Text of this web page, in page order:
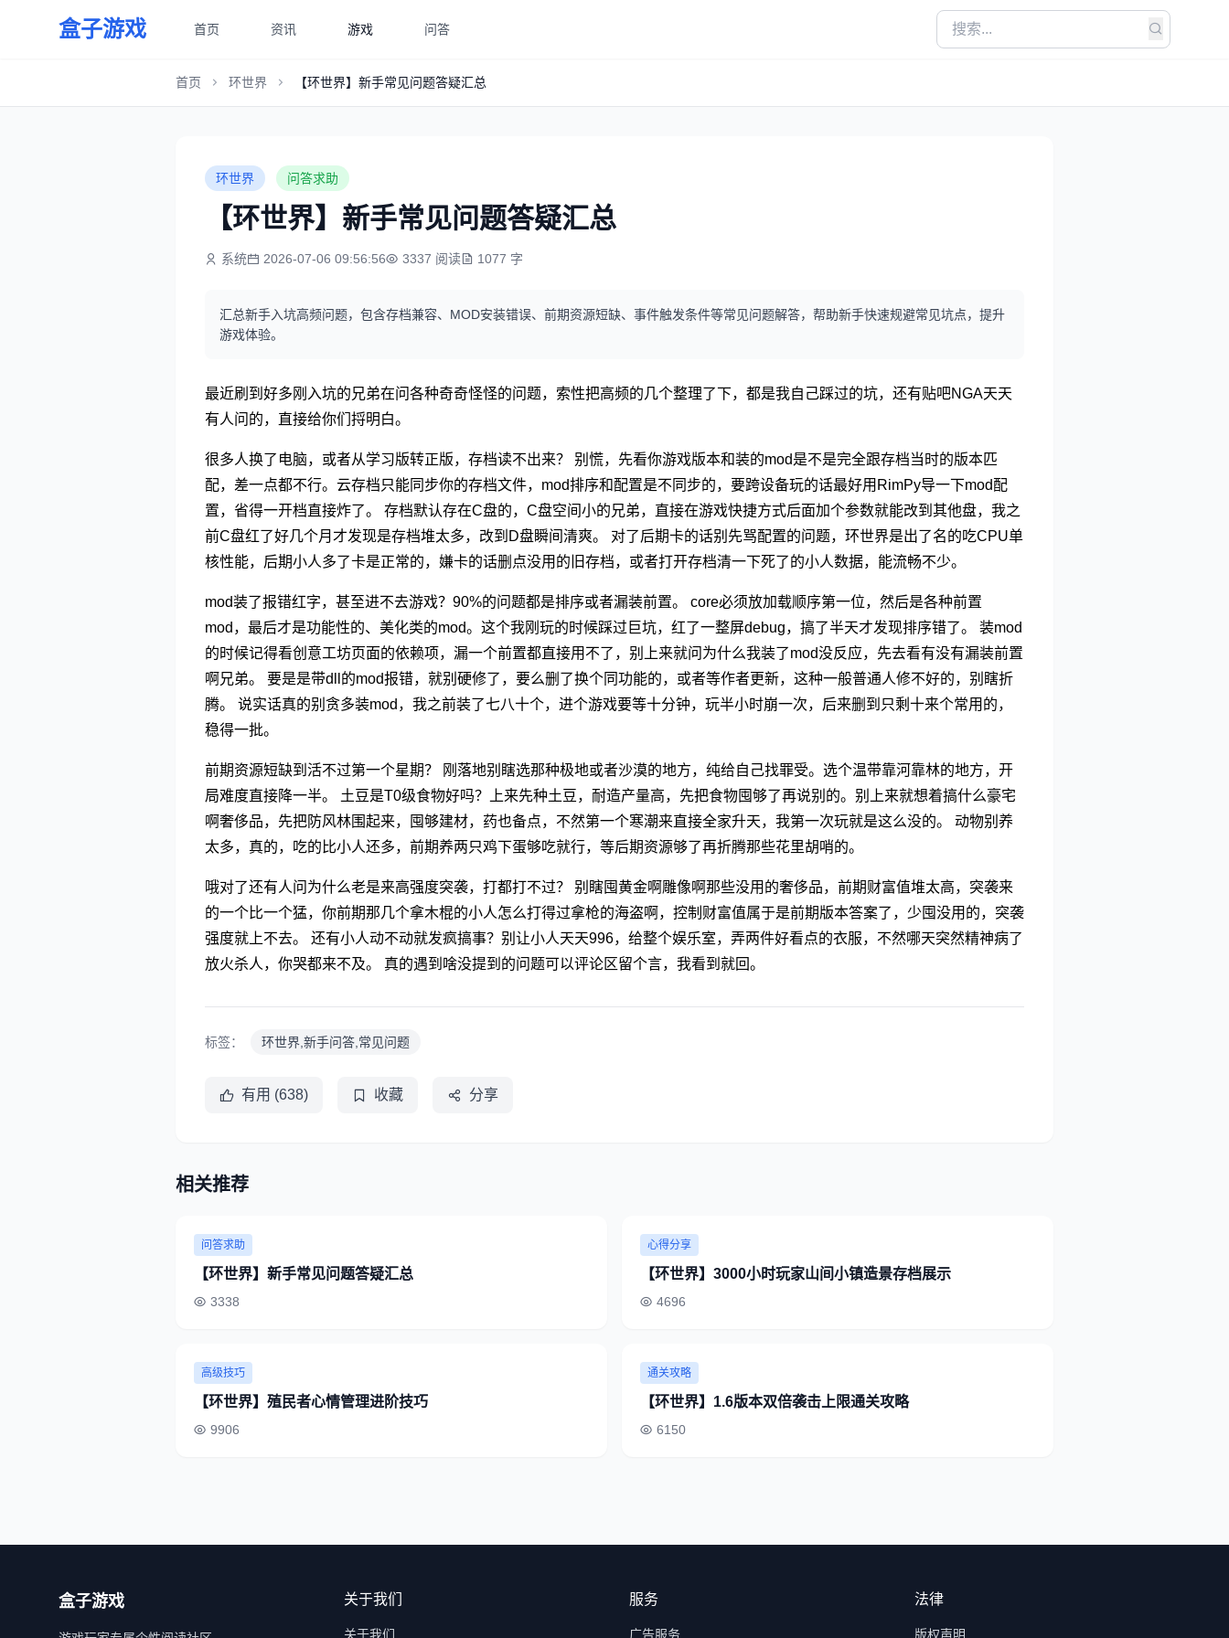
盒子游戏 首页 资讯 游戏 问答
首页 环世界 【环世界】新手常见问题答疑汇总
环世界 问答求助
【环世界】新手常见问题答疑汇总
系统 2026-07-06 09:56:56 3337 阅读 1077 字
汇总新手入坑高频问题，包含存档兼容、MOD安装错误、前期资源短缺、事件触发条件等常见问题解答，帮助新手快速规避常见坑点，提升
游戏体验。
最近刷到好多刚入坑的兄弟在问各种奇奇怪怪的问题，索性把高频的几个整理了下，都是我自己踩过的坑，还有贴吧NGA天天
有人问的，直接给你们捋明白。
很多人换了电脑，或者从学习版转正版，存档读不出来？ 别慌，先看你游戏版本和装的mod是不是完全跟存档当时的版本匹
配，差一点都不行。云存档只能同步你的存档文件，mod排序和配置是不同步的，要跨设备玩的话最好用RimPy导一下mod配
置，省得一开档直接炸了。 存档默认存在C盘的，C盘空间小的兄弟，直接在游戏快捷方式后面加个参数就能改到其他盘，我之
前C盘红了好几个月才发现是存档堆太多，改到D盘瞬间清爽。 对了后期卡的话别先骂配置的问题，环世界是出了名的吃CPU单
核性能，后期小人多了卡是正常的，嫌卡的话删点没用的旧存档，或者打开存档清一下死了的小人数据，能流畅不少。
mod装了报错红字，甚至进不去游戏？90%的问题都是排序或者漏装前置。 core必须放加载顺序第一位，然后是各种前置
mod，最后才是功能性的、美化类的mod。这个我刚玩的时候踩过巨坑，红了一整屏debug，搞了半天才发现排序错了。 装mod
的时候记得看创意工坊页面的依赖项，漏一个前置都直接用不了，别上来就问为什么我装了mod没反应，先去看有没有漏装前置
啊兄弟。 要是是带dll的mod报错，就别硬修了，要么删了换个同功能的，或者等作者更新，这种一般普通人修不好的，别瞎折
腾。 说实话真的别贪多装mod，我之前装了七八十个，进个游戏要等十分钟，玩半小时崩一次，后来删到只剩十来个常用的，
稳得一批。
前期资源短缺到活不过第一个星期？ 刚落地别瞎选那种极地或者沙漠的地方，纯给自己找罪受。选个温带靠河靠林的地方，开
局难度直接降一半。 土豆是T0级食物好吗？上来先种土豆，耐造产量高，先把食物囤够了再说别的。别上来就想着搞什么豪宅
啊奢侈品，先把防风林围起来，囤够建材，药也备点，不然第一个寒潮来直接全家升天，我第一次玩就是这么没的。 动物别养
太多，真的，吃的比小人还多，前期养两只鸡下蛋够吃就行，等后期资源够了再折腾那些花里胡哨的。
哦对了还有人问为什么老是来高强度突袭，打都打不过？ 别瞎囤黄金啊雕像啊那些没用的奢侈品，前期财富值堆太高，突袭来
的一个比一个猛，你前期那几个拿木棍的小人怎么打得过拿枪的海盗啊，控制财富值属于是前期版本答案了，少囤没用的，突袭
强度就上不去。 还有小人动不动就发疯搞事？别让小人天天996，给整个娱乐室，弄两件好看点的衣服，不然哪天突然精神病了
放火杀人，你哭都来不及。 真的遇到啥没提到的问题可以评论区留个言，我看到就回。
标签： 环世界,新手问答,常见问题
有用 (638) 收藏 分享
相关推荐
问答求助
【环世界】新手常见问题答疑汇总
3338
心得分享
【环世界】3000小时玩家山间小镇造景存档展示
4696
高级技巧
【环世界】殖民者心情管理进阶技巧
9906
通关攻略
【环世界】1.6版本双倍袭击上限通关攻略
6150
盒子游戏 关于我们
关于我们
服务
广告服务
法律
版权声明